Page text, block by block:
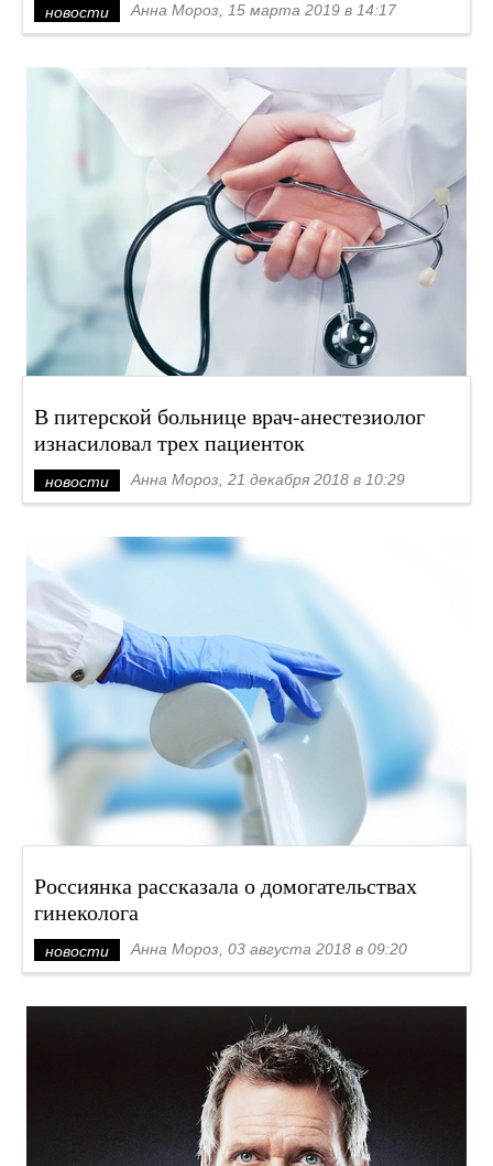
новости Анна Мороз, 15 марта 2019 в 14:17
В питерской больнице врач-анестезиолог
изнасиловал трех пациенток
новости Анна Мороз, 21 декабря 2018 в 10:29
Россиянка рассказала о домогательствах
гинеколога
новости Анна Мороз, 03 августа 2018 в 09:20